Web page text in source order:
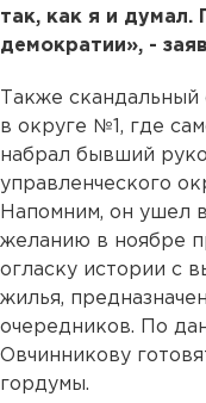
так, как я и думал.
демократии», -
Также
в округе №1, где
набрал бывший
управленческого
Напомним, он ушел
желанию в ноябре
огласку истории с
жилья,
очередников. По
Овчинникову
гордумы.